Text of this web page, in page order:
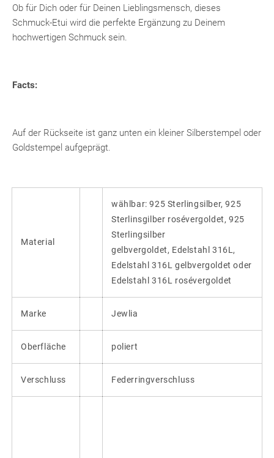
Ob für Dich oder für Deinen Lieblingsmensch, dieses
Schmuck-Etui wird die perfekte Ergänzung zu Deinem
hochwertigen Schmuck sein.
Facts:
Auf der Rückseite ist ganz unten ein kleiner Silberstempel oder
Goldstempel aufgeprägt.
Material
wählbar: 925 Sterlingsilber, 925
Sterlinsgilber rosévergoldet, 925
Sterlingsilber
gelbvergoldet, Edelstahl 316L,
Edelstahl 316L gelbvergoldet oder
Edelstahl 316L rosévergoldet
Marke Jewlia
Oberfläche poliert
Verschluss Federringverschluss